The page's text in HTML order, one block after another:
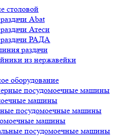
столовой
Abat
Атеси
РАДА
раздачи
из нержавейки
оборудование
посудомоечные машины
машины
посудомоечные машины
машины
посудомоечные машины